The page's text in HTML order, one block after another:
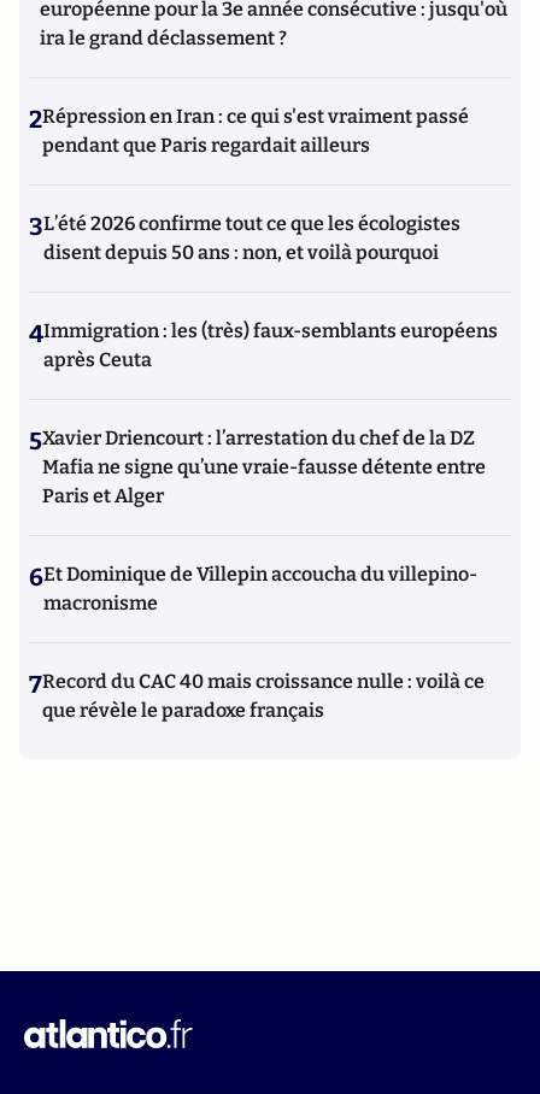
européenne pour la 3e année consécutive : jusqu'où
ira le grand déclassement ?
2Répression en Iran : ce qui s'est vraiment passé
pendant que Paris regardait ailleurs
3L’été 2026 confirme tout ce que les écologistes
disent depuis 50 ans : non, et voilà pourquoi
4Immigration : les (très) faux-semblants européens
après Ceuta
5Xavier Driencourt : l’arrestation du chef de la DZ
Mafia ne signe qu’une vraie-fausse détente entre
Paris et Alger
6Et Dominique de Villepin accoucha du villepino-
macronisme
7Record du CAC 40 mais croissance nulle : voilà ce
que révèle le paradoxe français